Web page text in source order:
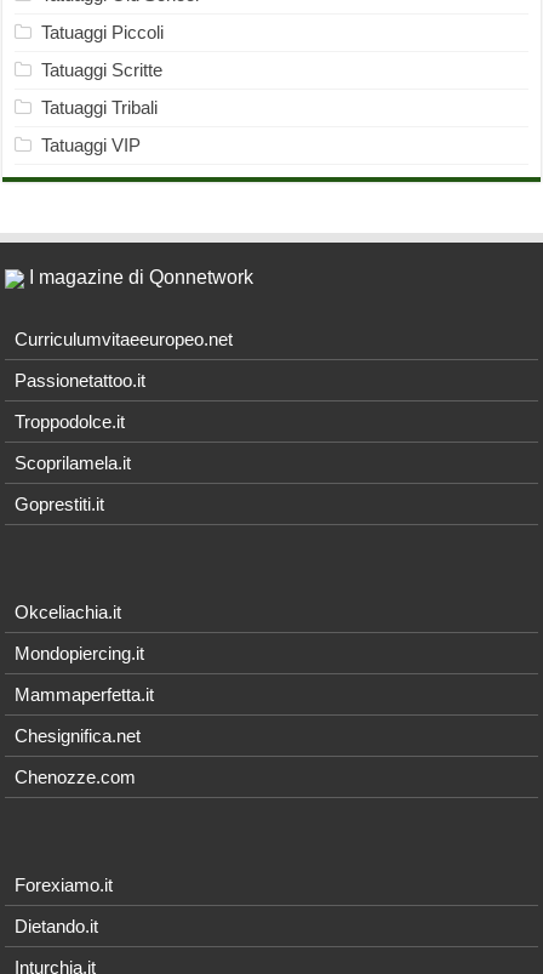
Tatuaggi Piccoli
Tatuaggi Scritte
Tatuaggi Tribali
Tatuaggi VIP
I magazine di Qonnetwork
Curriculumvitaeeuropeo.net
Passionetattoo.it
Troppodolce.it
Scoprilamela.it
Goprestiti.it
Okceliachia.it
Mondopiercing.it
Mammaperfetta.it
Chesignifica.net
Chenozze.com
Forexiamo.it
Dietando.it
Inturchia.it